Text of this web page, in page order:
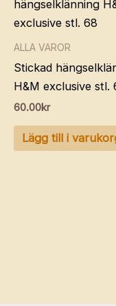
ALLA VAROR
Stickad
H&M exclusive stl.
60.00kr
Lägg till i